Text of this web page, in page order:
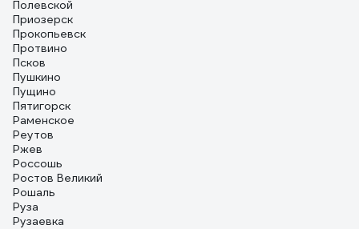
Полевской
Приозерск
Прокопьевск
Протвино
Псков
Пушкино
Пущино
Пятигорск
Раменское
Реутов
Ржев
Россошь
Ростов Великий
Рошаль
Руза
Рузаевка